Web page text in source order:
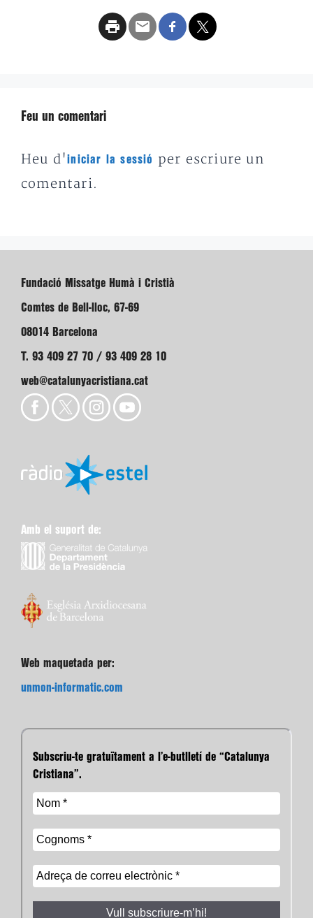
Feu un comentari
Heu d'iniciar la sessió
per escriure un
comentari.
Fundació Missatge Humà i Cristià
Comtes de Bell-lloc, 67-69
08014 Barcelona
T. 93 409 27 70 / 93 409 28 10
web@catalunyacristiana.cat
Amb el suport de:
Web maquetada per:
unmon-informatic.com
Subscriu-te gratuïtament a l’e-butlletí de “Catalunya
Cristiana”.